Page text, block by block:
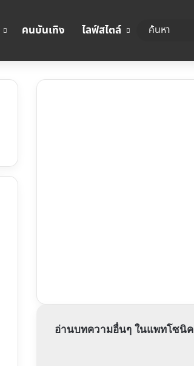
คนบันเทิง ไลฟ์สไตล์
อ่านบทความอื่นๆ ในแพทโซนิค